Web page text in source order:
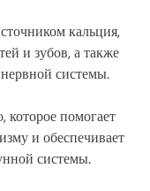
кальция,
и зубов, а также
системы.
которое помогает
и обеспечивает
системы.